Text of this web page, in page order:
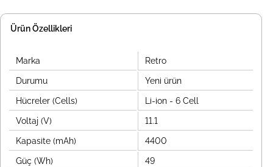
Ürün Özellikleri
Marka Retro
Durumu Yeni ürün
Hücreler (Cells) Li-ion - 6 Cell
Voltaj (V) 11.1
Kapasite (mAh) 4400
Güç (Wh) 49